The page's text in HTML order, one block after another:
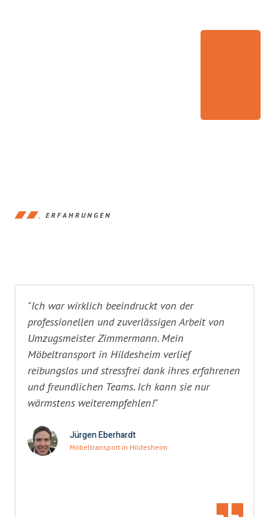
ERFAHRUNGEN
"Ich war wirklich beeindruckt von der
professionellen und zuverlässigen Arbeit von
Umzugsmeister Zimmermann. Mein
Möbeltransport in Hildesheim verlief
reibungslos und stressfrei dank ihres erfahrenen
und freundlichen Teams. Ich kann sie nur
wärmstens weiterempfehlen!"
Jürgen Eberhardt
Möbeltransport in Hildesheim